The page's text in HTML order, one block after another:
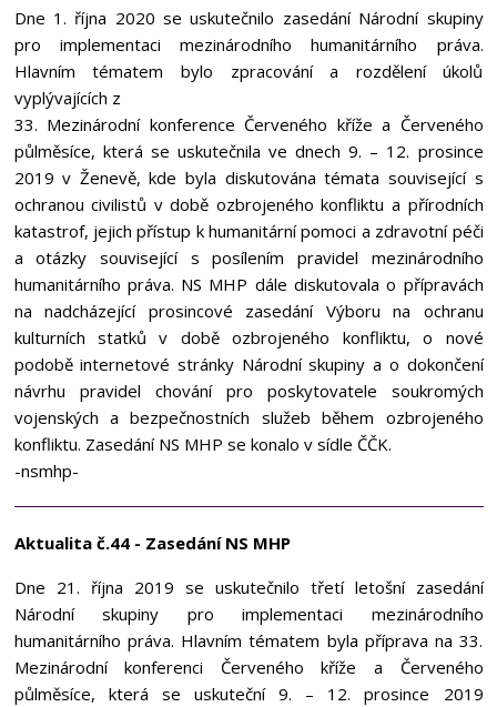
Dne 1. října 2020 se uskutečnilo zasedání Národní skupiny
pro implementaci mezinárodního humanitárního práva.
Hlavním tématem bylo zpracování a rozdělení úkolů
vyplývajících z
33. Mezinárodní konference Červeného kříže a Červeného
půlměsíce, která se uskutečnila ve dnech 9. – 12. prosince
2019 v Ženevě, kde byla diskutována témata související s
ochranou civilistů v době ozbrojeného konfliktu a přírodních
katastrof, jejich přístup k humanitární pomoci a zdravotní péči
a otázky související s posílením pravidel mezinárodního
humanitárního práva. NS MHP dále diskutovala o přípravách
na nadcházející prosincové zasedání Výboru na ochranu
kulturních statků v době ozbrojeného konfliktu, o nové
podobě internetové stránky Národní skupiny a o dokončení
návrhu pravidel chování pro poskytovatele soukromých
vojenských a bezpečnostních služeb během ozbrojeného
konfliktu. Zasedání NS MHP se konalo v sídle ČČK.
-nsmhp-
Aktualita č.44 - Zasedání NS MHP
Dne 21. října 2019 se uskutečnilo třetí letošní zasedání
Národní skupiny pro implementaci mezinárodního
humanitárního práva. Hlavním tématem byla příprava na 33.
Mezinárodní konferenci Červeného kříže a Červeného
půlměsíce, která se uskuteční 9. – 12. prosince 2019